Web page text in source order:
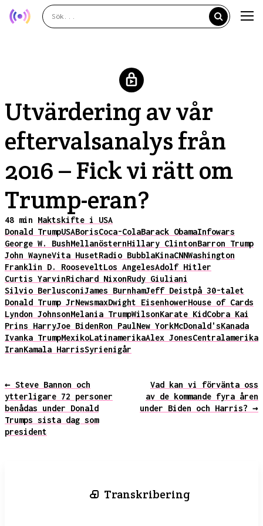
Utvärdering av vår
eftervalsanalys från
2016 – Fick vi rätt om
Trump-eran?
48 min Maktskifte i USA
Donald TrumpUSABorisCoca-ColaBarack ObamaInfowars
George W. BushMellanösternHillary ClintonBarron Trump
John WayneVita HusetRadio BubblaKinaCNNWashington
Franklin D. RooseveltLos AngelesAdolf Hitler
Curtis YarvinRichard NixonRudy Giuliani
Silvio BerlusconiJames BurnhamJeff Deistpå 30-talet
Donald Trump JrNewsmaxDwight EisenhowerHouse of Cards
Lyndon JohnsonMelania TrumpWilsonKarate KidCobra Kai
Prins HarryJoe BidenRon PaulNew YorkMcDonald'sKanada
Ivanka TrumpMexikoLatinamerikaAlex JonesCentralamerika
IranKamala HarrisSyrienigår
← Steve Bannon och
ytterligare 72 personer
benådas under Donald
Trumps sista dag som
president
Vad kan vi förvänta oss
av de kommande fyra åren
under Biden och Harris? →
Transkribering